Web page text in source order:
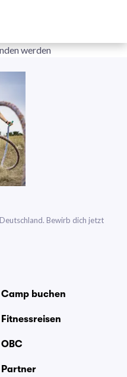
werden
Bewirb dich jetzt
Camp buchen
Fitnessreisen
OBC
Partner